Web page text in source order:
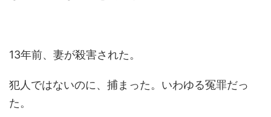
13年前、妻が殺害された。
犯人ではないのに、捕まった。いわゆる冤罪だっ
た。